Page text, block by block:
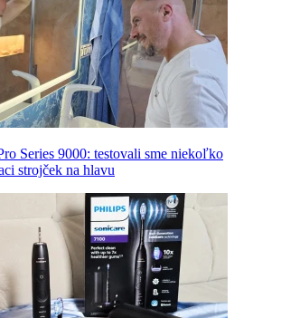
Series 9000: testovali sme niekoľko
strojček na hlavu